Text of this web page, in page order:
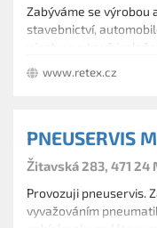
Zabýváme se výrobou
stavebnictví,
surovin, směsí pro
koberců na podlahy
www.retex.cz
PNEUSERVIS
Žitavská 283, 471 24
Provozuji pneuservis.
vyvažováním